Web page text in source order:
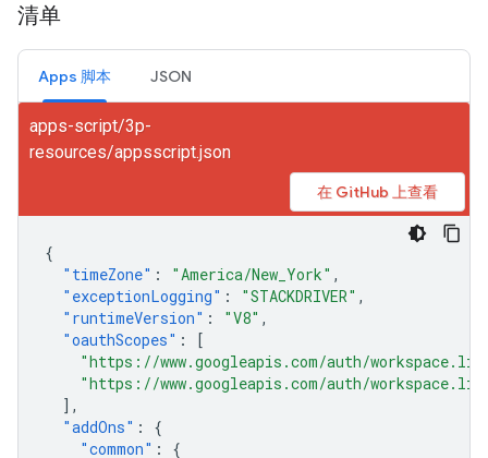
清单
Apps 脚本 JSON
apps-script/3p-
resources/appsscript.json
在 GitHub 上查看
{
"timeZone" : "America/New_York" ,
"exceptionLogging" : "STACKDRIVER" ,
"runtimeVersion" : "V8" ,
"oauthScopes" :
[
"https://www.googleapis.com/auth/
"https://www.googleapis.com/auth/
],
"addOns" :
{
"common" : {